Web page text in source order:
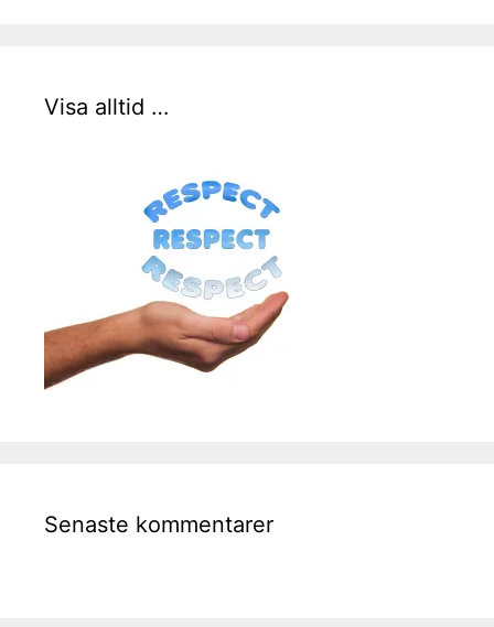
Visa alltid …
Senaste kommentarer